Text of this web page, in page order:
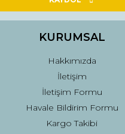
diğer sitelerden daha pahalı.
Gönder
KURUMSAL
Hakkımızda
İletişim
İletişim Formu
Havale Bildirim Formu
Kargo Takibi